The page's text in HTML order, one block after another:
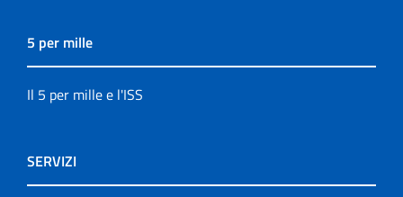
5 per mille
Il 5 per mille e l'ISS
SERVIZI